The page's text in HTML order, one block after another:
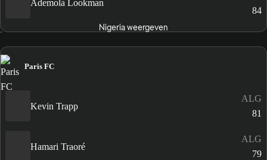
Ademola Lookman
84
Nigeria weergeven
Paris FC
Kevin Trapp
ALG
81
Hamari Traoré
ALG
79